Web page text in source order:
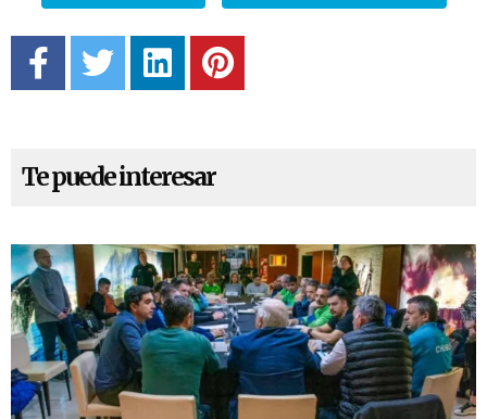
Te puede interesar